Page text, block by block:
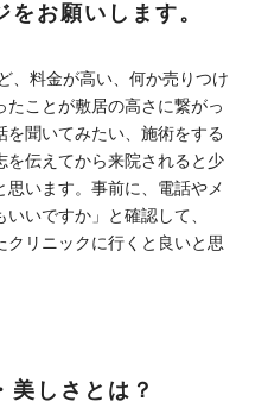
お願いします。
、料金が高い、何か売りつけ
たことが敷居の高さに繋がっ
聞いてみたい、施術をする
を伝えてから来院されると少
思います。事前に、電話やメ
いですか」と確認して、
クリニックに行くと良いと思
しさとは？